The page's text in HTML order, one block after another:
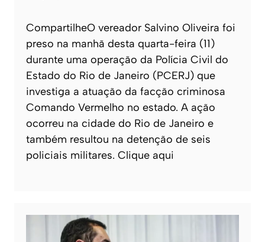
CompartilheO vereador Salvino Oliveira foi
preso na manhã desta quarta-feira (11)
durante uma operação da Polícia Civil do
Estado do Rio de Janeiro (PCERJ) que
investiga a atuação da facção criminosa
Comando Vermelho no estado. A ação
ocorreu na cidade do Rio de Janeiro e
também resultou na detenção de seis
policiais militares. Clique aqui